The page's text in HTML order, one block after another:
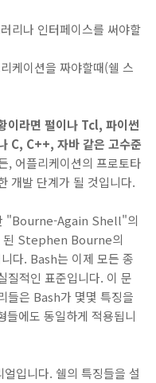
리나 인터페이스를 써야할
케이션을 짜야할때(쉘 스
이라면 펄이나 Tcl, 파이썬
C, C++, 자바 같은 고수준
, 어플리케이션의 프로토타
개발 단계가 될 것입니다.
"Bourne-Again Shell"의
된 Stephen Bourne의
다. Bash는 이제 모든 종
질적인 표준입니다. 이 문
들은 Bash가 몇몇 특징을
에도 동일하게 적용됩니
입니다. 쉘의 특징들을 설